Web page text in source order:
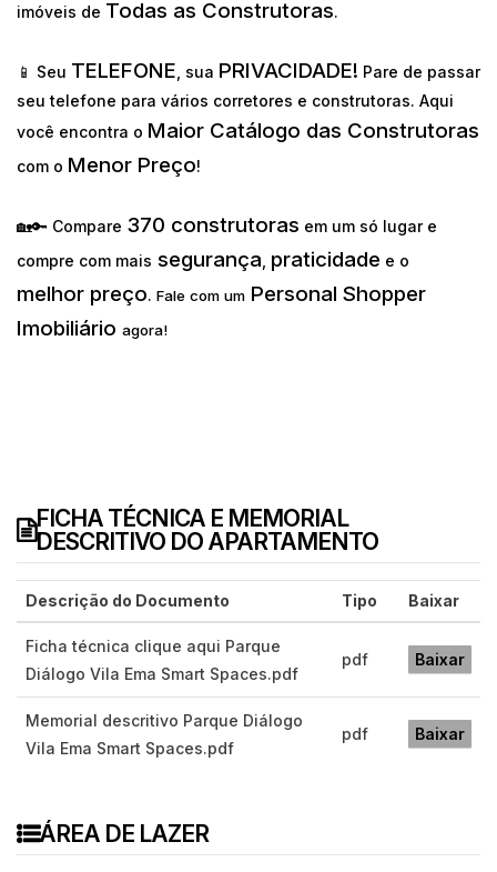
imóveis de Todas as Construtoras.
📱 Seu TELEFONE , sua PRIVACIDADE! Pare de passar
seu telefone para vários corretores e construtoras. Aqui
você encontra o Maior Catálogo das Construtoras
com o Menor Preço!
🏡🔑 Compare 370 construtoras em um só lugar e
compre com mais segurança praticidade e o
melhor preço. Fale com um Personal Shopper
Imobiliário agora!
FICHA TÉCNICA E MEMORIAL
DESCRITIVO DO APARTAMENTO
Descrição do Documento Tipo Baixar
Ficha técnica clique aqui Parque
Diálogo Vila Ema Smart Spaces.pdf
pdf Baixar
Memorial descritivo Parque Diálogo
Vila Ema Smart Spaces.pdf
pdf Baixar
ÁREA DE LAZER